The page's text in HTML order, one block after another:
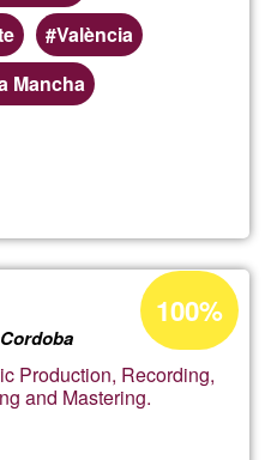
València
Mancha
Cordoba
Production, Recording,
and Mastering.
Acceptance
percentage
Ğ1
100%